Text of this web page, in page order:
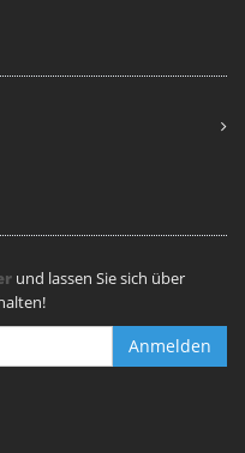
und lassen Sie sich über
Anmelden